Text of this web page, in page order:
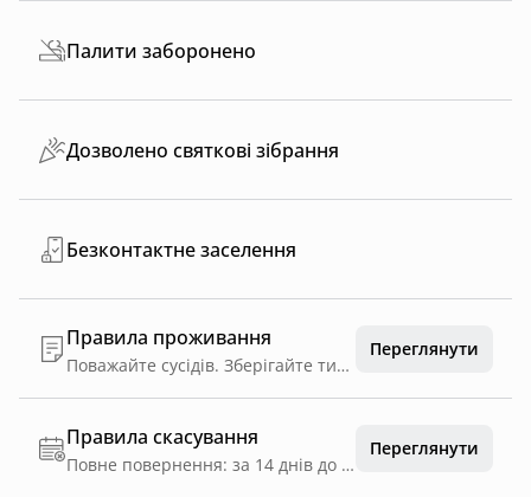
Палити заборонено
Дозволено святкові зібрання
Безконтактне заселення
Правила проживання
Поважайте сусідів. Зберігайте тишу з 22:00 до 8:00 та не влаштовуйте надмірного галасу в інші години Не перевищуйте швидкість на території села більш ніж 20 км/год Бережіть природу. Не залишайте їжу та сміття на вулиці Шануйте ліс. Не ламайте дерева за територією; додаткові дрова можна придбати у нас Не спалюйте сміття в багатті. Для нього у та біля будинку є баки Не залишайте вогонь у каміні, кострищі чи мангалі без нагляду Слідкуйте за своїми хвостиками. Ми обожнюємо собак, але Ви несете відповідальність (в т.ч. фінансову) за своїх чотирилапих друзів та шкоду, яку вони можуть завдати. Скористайтесь пакетами для прибирання та витирайте лапки відповідним рушничком Не паліть, будь ласка, в будинку. Оселя має пахнути свіжістю, а щоб вивести запах цигарок, електронок чи кальянів, нам доведеться списати з Вашої картки додаткові 4000 грн Правила користування сауною. Воду лити на каміння заборонено. Приймайте душ перед входом, залишайте взуття за межами сауни та сідайте на гігієнічні рушники
Переглянути
Правила скасування
Повне повернення: за 14 днів до дати заїзду
Переглянути